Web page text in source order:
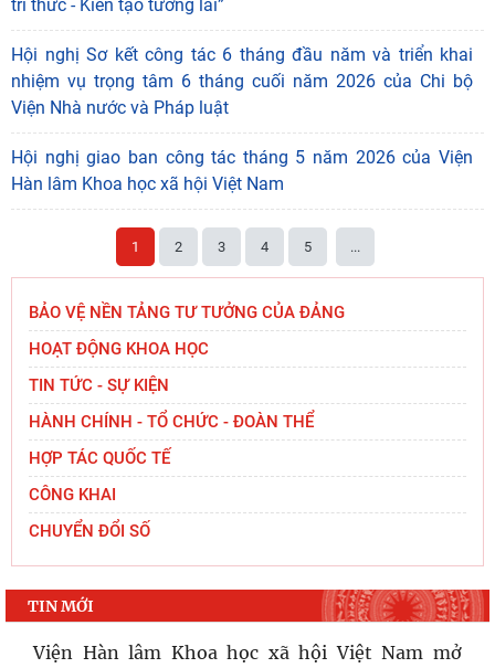
Hội thảo nâng cao năng lực: Khung năng lực và Đạo đức
trong trí tuệ nhân tạo
Bài viết của Tổng Bí thư, Chủ tịch nước Tô Lâm: Lời hiệu
triệu với tương lai báo chí Việt Nam
Viện Hàn lâm Khoa học xã hội Việt Nam kỷ niệm 101 năm
Ngày Báo chí Cách mạng Việt Nam (21/6/1925-
21/6/2026) và tổ chức Hội thảo “Phát huy vai trò của
tri thức - Kiến tạo tương lai”
Hội nghị Sơ kết công tác 6 tháng đầu năm và triển khai
nhiệm vụ trọng tâm 6 tháng cuối năm 2026 của Chi bộ
Viện Nhà nước và Pháp luật
Hội nghị giao ban công tác tháng 5 năm 2026 của Viện
Hàn lâm Khoa học xã hội Việt Nam
BẢO VỆ NỀN TẢNG TƯ TƯỞNG CỦA ĐẢNG
HOẠT ĐỘNG KHOA HỌC